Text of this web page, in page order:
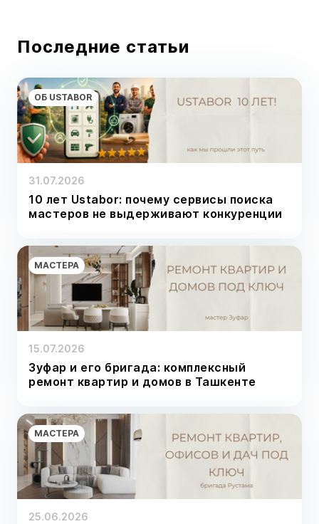
Последние статьи
ОБ USTABOR
31.07.2026
10 лет Ustabor: почему сервисы поиска
мастеров не выдерживают конкуренции
МАСТЕРА
15.07.2026
Зуфар и его бригада: комплексный
ремонт квартир и домов в Ташкенте
МАСТЕРА
25.06.2026